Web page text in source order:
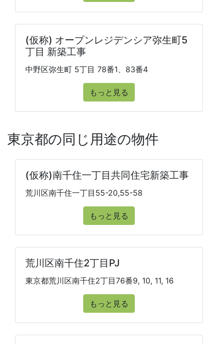
(仮称) オープンレジデンシア弥生町5
丁目 新築工事
中野区弥生町 5丁目 78番1、83番4
もっと見る
東京都の同じ用途の物件
(仮称)南千住一丁目共同住宅新築工事
荒川区南千住一丁目55-20,55-58
もっと見る
荒川区南千住2丁目PJ
東京都荒川区南千住2丁目76番9, 10, 11, 16
もっと見る